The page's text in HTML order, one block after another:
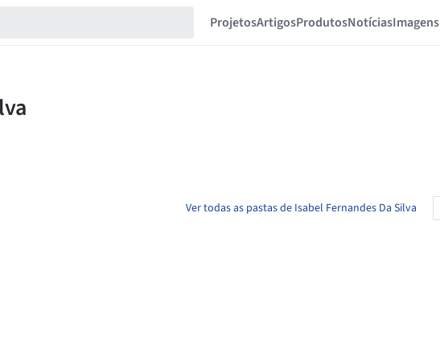
ProjetosArtigosProdutosNotíciasImagens
Ver todas as pastas de Isabel Fernandes Da Silva